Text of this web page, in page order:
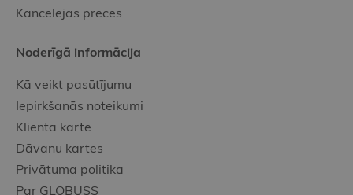
Kancelejas preces
Noderīgā informācija
Kā veikt pasūtījumu
Iepirkšanās noteikumi
Klienta karte
Dāvanu kartes
Privātuma politika
Par GLOBUSS